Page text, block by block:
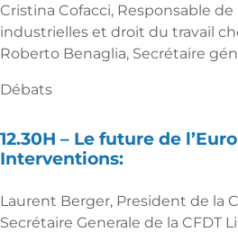
Cristina Cofacci, Responsable
industrielles et droit du travail
Roberto Benaglia, Secrétaire
Débats
12.30H – Le future de
Interventions:
Laurent Berger, President de la
Secrétaire Generale de la CFDT